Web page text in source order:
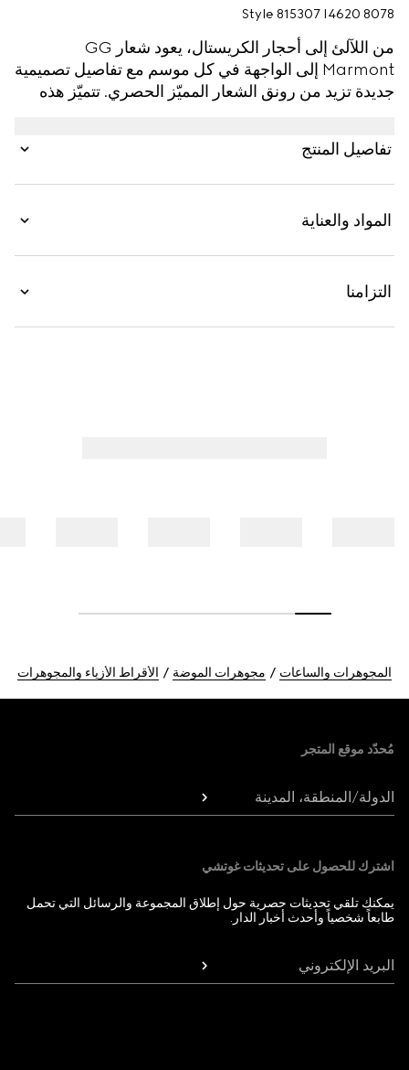
Style ‎815307 I4620 8078
من اللآلئ إلى أحجار الكريستال، يعود شعار GG
Marmont إلى الواجهة في كل موسم مع تفاصيل تصميمية
جديدة تزيد من رونق الشعار المميّز الحصري. تتميّز هذه
تفاصيل المنتج
المواد والعناية
التزامنا
المجوهرات والساعات مجوهرات الموضة الأقراط الأزياء والمجوهرات
مُحدّد موقع المتجر
الدولة/المنطقة، المدينة
اشترك للحصول على تحديثات غوتشي
يمكنك تلقي تحديثات حصرية حول إطلاق المجموعة والرسائل التي تحمل
طابعاً شخصياً وأحدث أخبار الدار.
البريد الإلكتروني